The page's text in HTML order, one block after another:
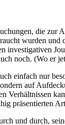
die zur
wurden
investigativen
noch. (Wo er
einfach nur
auf
präsentierten
und durch,